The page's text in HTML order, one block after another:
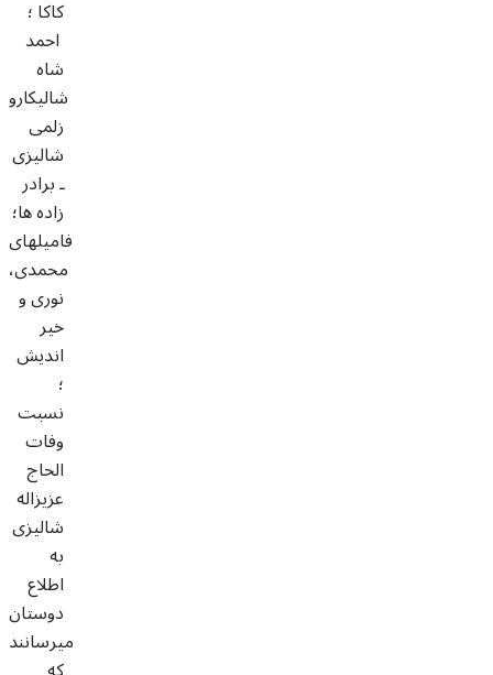
كاكا ؛
احمد
شاه
شاليكارو
زلمى
شاليزى
ـ برادر
زاده ها؛
فاميلهاى
محمدى،
نورى و
خير
انديش
؛
نسبت
وفات
الحاج
عزيزاله
شاليزى
به
اطلاع
دوستان
ميرسانند